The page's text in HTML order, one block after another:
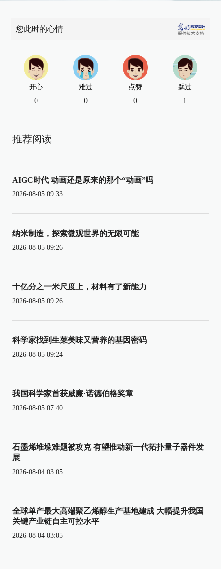
您此时的心情
开心
0
难过
0
点赞
0
飘过
1
推荐阅读
AIGC时代 动画还是原来的那个“动画”吗
2026-08-05 09:33
纳米制造，探索微观世界的无限可能
2026-08-05 09:26
十亿分之一米尺度上，材料有了新能力
2026-08-05 09:26
科学家找到生菜美味又营养的基因密码
2026-08-05 09:24
我国科学家首获威廉·诺德伯格奖章
2026-08-05 07:40
石墨烯堆垛难题被攻克 有望推动新一代拓扑量子器件发
展
2026-08-04 03:05
全球单产最大高端聚乙烯醇生产基地建成 大幅提升我国
关键产业链自主可控水平
2026-08-04 03:05